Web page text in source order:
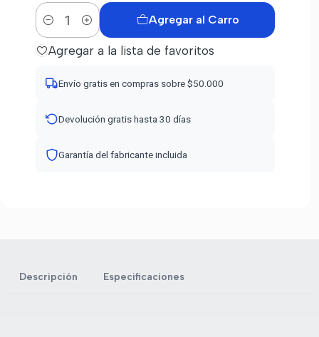
Cantidad
Agregar al Carro
Agregar a la lista de favoritos
Envío gratis en compras sobre $50.000
Devolución gratis hasta 30 días
Garantía del fabricante incluida
Descripción Especificaciones